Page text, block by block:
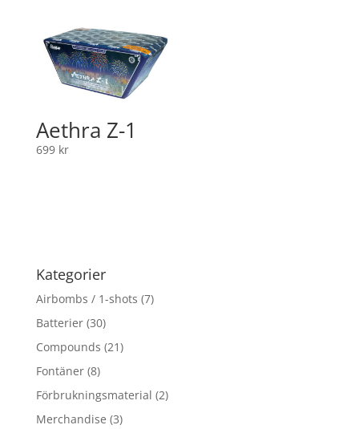
Aethra Z-1
699 kr
Kategorier
Airbombs / 1-shots (7)
Batterier (30)
Compounds (21)
Fontäner (8)
Förbrukningsmaterial (2)
Merchandise (3)